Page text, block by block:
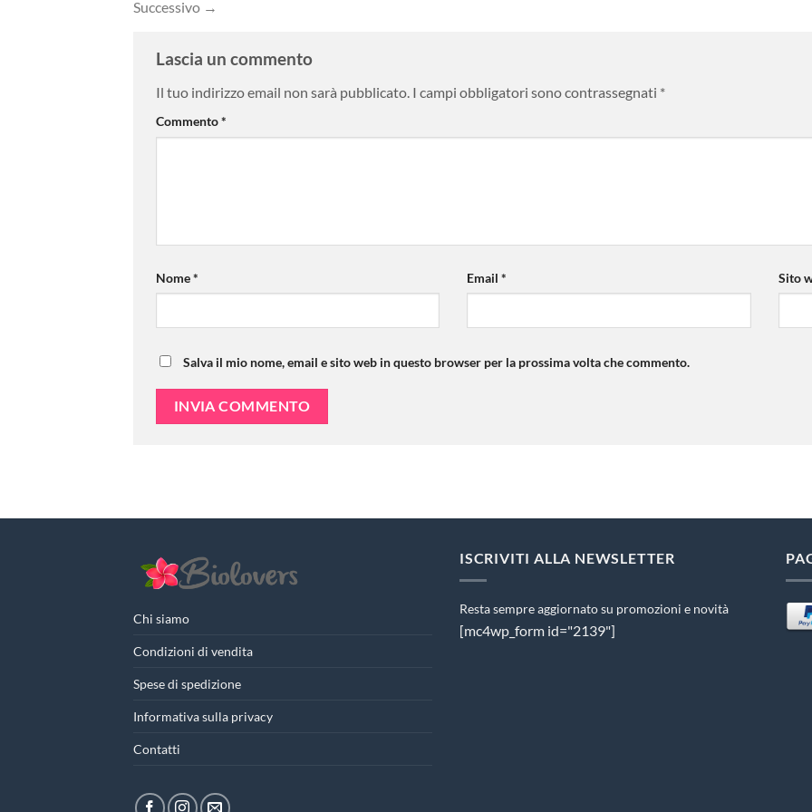
Successivo →
Lascia un commento
Il tuo indirizzo email non sarà pubblicato. I campi obbligatori sono contrassegnati *
Commento*
Nome* Email* Sito
Salva il mio nome, email e sito web in questo browser per la prossima volta che commento.
Chi siamo
Condizioni di vendita
Spese di spedizione
Informativa sulla privacy
Contatti
ISCRIVITI ALLA NEWSLETTER
Resta sempre aggiornato su promozioni e novità
[mc4wp_form id="2139"]